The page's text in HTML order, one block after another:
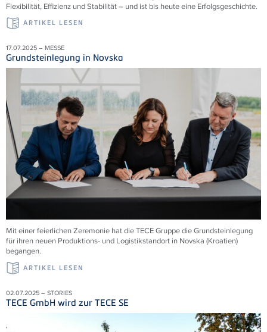
Flexibilität, Effizienz und Stabilität – und ist bis heute eine Erfolgsgeschichte.
ARTIKEL LESEN
17.07.2025 – MESSE
Grundsteinlegung in Novska
Mit einer feierlichen Zeremonie hat die TECE Gruppe die Grundsteinlegung
für ihren neuen Produktions- und Logistikstandort in Novska (Kroatien)
begangen.
ARTIKEL LESEN
02.07.2025 – STORIES
TECE GmbH wird zur TECE SE